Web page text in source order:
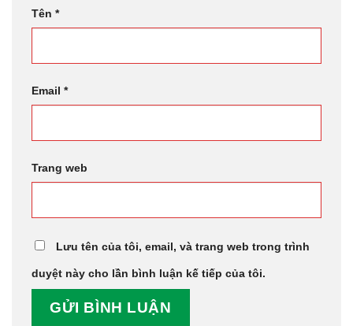
Tên *
Email *
Trang web
Lưu tên của tôi, email, và trang web trong trình
duyệt này cho lần bình luận kế tiếp của tôi.